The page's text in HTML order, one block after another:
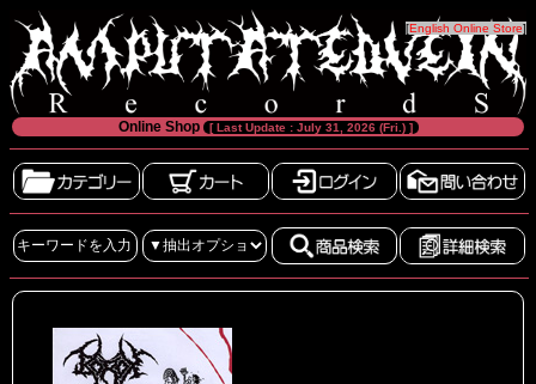
[English Online Store]
Online Shop [ Last Update : July 31, 2026 (Fri.) ]